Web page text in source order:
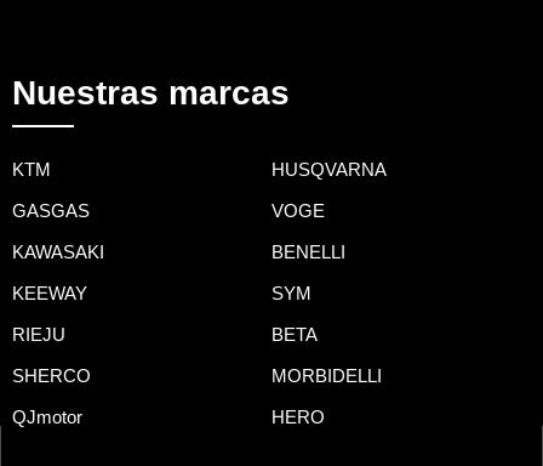
Nuestras marcas
KTM HUSQVARNA
GASGAS VOGE
KAWASAKI BENELLI
KEEWAY SYM
RIEJU BETA
SHERCO MORBIDELLI
QJmotor HERO